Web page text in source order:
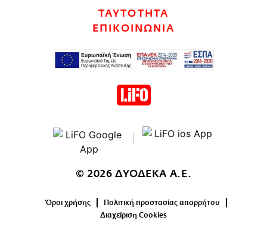
ΤΑΥΤΟΤΗΤΑ
ΕΠΙΚΟΙΝΩΝΙΑ
© 2026 ΔΥΟΔΕΚΑ Α.Ε.
Όροι χρήσης
Πολιτική προστασίας απορρήτου
Διαχείριση Cookies